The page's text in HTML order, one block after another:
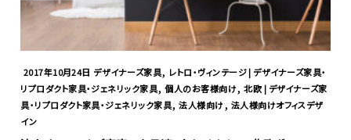
2017年10月24日 デザイナーズ家具, レトロ・ヴィンテージ | デザイナーズ家具・
リプロダクト家具・ジェネリック家具,個人のお客様向け,北欧 | デザイナーズ家
具・リプロダクト家具・ジェネリック家具,法人様向け, 法人様向けオフィスデザ
イン